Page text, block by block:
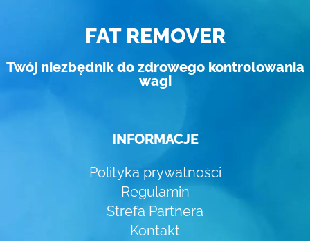
FAT REMOVER
Twój niezbędnik do zdrowego kontrolowania
wagi
INFORMACJE
Polityka prywatności
Regulamin
Strefa Partnera
Kontakt